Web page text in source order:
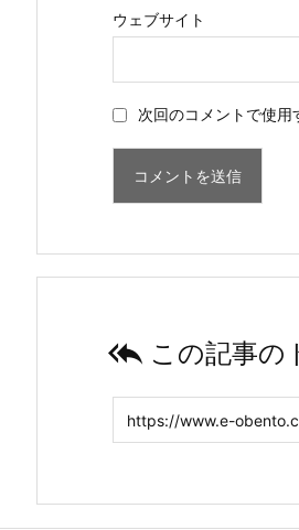
ウェブサイト
次回のコメントで使用
 この記事の